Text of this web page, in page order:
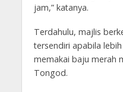
jam,” katanya.
Terdahulu, majlis
tersendiri apabila
memakai baju merah
Tongod.